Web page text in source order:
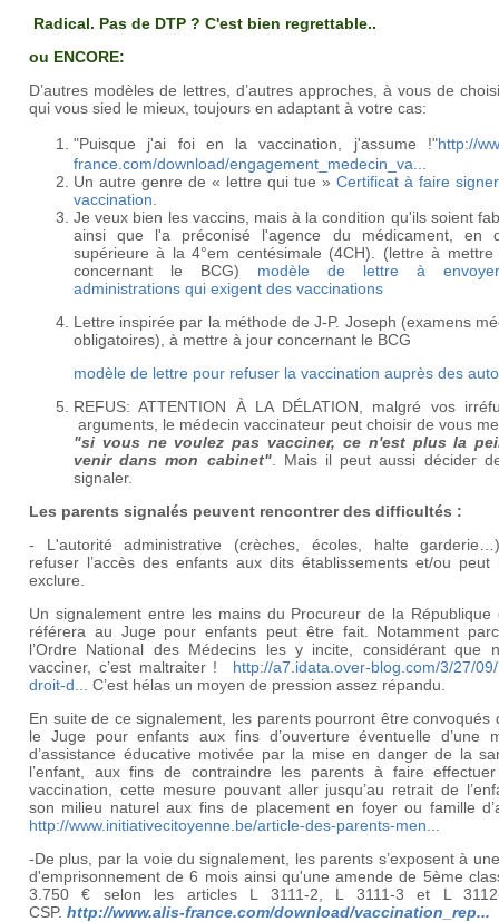
Radical. Pas de DTP ? C'est bien regrettable..
ou ENCORE:
D’autres modèles de lettres, d’autres approches, à vous de
qui vous sied le mieux, toujours en adaptant à votre cas:
"Puisque j'ai foi en la vaccination, j'assume !"http://
france.com/download/engagement_medecin_va...
Un autre genre de « lettre qui tue » Certificat à faire
vaccination.
Je veux bien les vaccins, mais à la condition qu'ils soient
ainsi que l'a préconisé l'agence du médicament, en
supérieure à la 4°em centésimale (4CH). (lettre à
concernant le BCG) modèle de lettre à
administrations qui exigent des vaccinations
Lettre inspirée par la méthode de J-P. Joseph (examens
obligatoires), à mettre à jour concernant le BCG
modèle de lettre pour refuser la vaccination auprès des
REFUS: ATTENTION À LA DÉLATION, malgré vos
arguments, le médecin vaccinateur peut choisir de vous
"si vous ne voulez pas vacciner, ce n'est plus la
venir dans mon cabinet". Mais il peut aussi décider
signaler.
Les parents signalés peuvent rencontrer des difficultés :
- L'autorité administrative (crèches, écoles, halte
refuser l’accès des enfants aux dits établissements et/ou peut
exclure.
Un signalement entre les mains du Procureur de la République
référera au Juge pour enfants peut être fait. Notamment
l’Ordre National des Médecins les y incite, considérant que
vacciner, c’est maltraiter !
http://a7.idata.over-blog.com/3/27/
droit-d...
C’est hélas un moyen de pression assez répandu.
En suite de ce signalement, les parents pourront être convoqués
le Juge pour enfants aux fins d’ouverture éventuelle d’une
d’assistance éducative motivée par la mise en danger de la
l’enfant, aux fins de contraindre les parents à faire
vaccination, cette mesure pouvant aller jusqu’au retrait de
son milieu naturel aux fins de placement en foyer ou famille
http://www.initiativecitoyenne.be/article-des-parents-men...
-De plus, par la voie du signalement, les parents s’exposent à
d'emprisonnement de 6 mois ainsi qu'une amende de 5ème
3.750 € selon les articles L 3111-2, L 3111-3 et L
CSP. http://www.alis-france.com/download/vaccination_rep...